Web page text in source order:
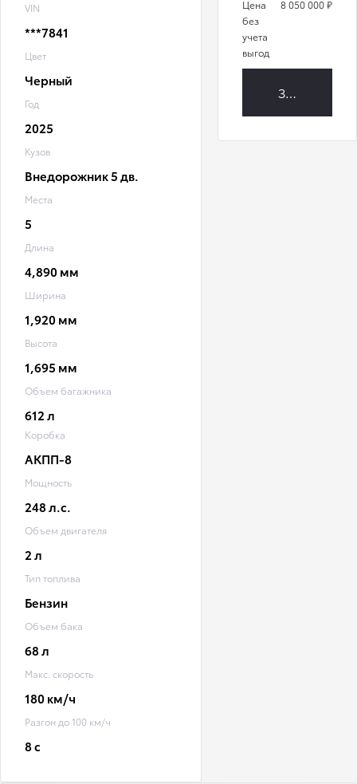
VIN
***7841
Цвет
Черный
Год
2025
Кузов
Внедорожник 5 дв.
Места
5
Длина
4,890 мм
Ширина
1,920 мм
Высота
1,695 мм
Объем багажника
612 л
Коробка
АКПП-8
Мощность
248 л.с.
Объем двигателя
2 л
Тип топлива
Бензин
Объем бака
68 л
Макс. скорость
180 км/ч
Разгон до 100 км/ч
8 с
Цена
без
учета
выгод
8 050 000 ₽